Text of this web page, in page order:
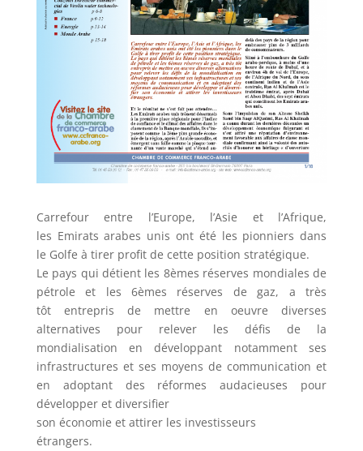
Carrefour entre l’Europe, l’Asie et l’Afrique,
les Emirats arabes unis ont été les pionniers dans
le Golfe à tirer profit de cette position stratégique.
Le pays qui détient les 8èmes réserves mondiales de
pétrole et les 6èmes réserves de gaz, a très
tôt entrepris de mettre en oeuvre diverses
alternatives pour relever les défis de la
mondialisation en développant notamment ses
infrastructures et ses moyens de communication et
en adoptant des réformes audacieuses pour
développer et diversifier
son économie et attirer les investisseurs
étrangers.